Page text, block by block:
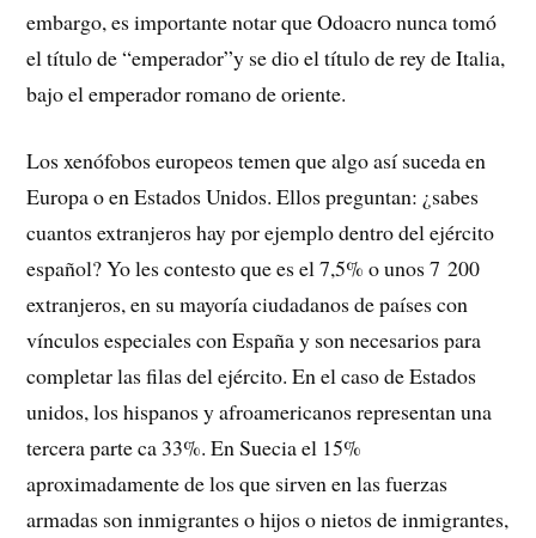
embargo, es importante notar que Odoacro nunca tomó
el título de “emperador”y se dio el título de rey de Italia,
bajo el emperador romano de oriente.
Los xenófobos europeos temen que algo así suceda en
Europa o en Estados Unidos. Ellos preguntan: ¿sabes
cuantos extranjeros hay por ejemplo dentro del ejército
español? Yo les contesto que es el 7,5% o unos 7 200
extranjeros, en su mayoría ciudadanos de países con
vínculos especiales con España y son necesarios para
completar las filas del ejército. En el caso de Estados
unidos, los hispanos y afroamericanos representan una
tercera parte ca 33%. En Suecia el 15%
aproximadamente de los que sirven en las fuerzas
armadas son inmigrantes o hijos o nietos de inmigrantes,